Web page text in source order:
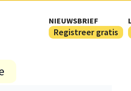
NIEUWSBRIEF
Registreer gratis